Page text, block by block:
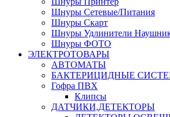
Шнуры Сетевые/Питания
Шнуры Скарт
Шнуры Удлинители
Шнуры ФОТО
ЭЛЕКТРОТОВАРЫ
АВТОМАТЫ
БАКТЕРИЦИДНЫЕ
Гофра ПВХ
Клипсы
ДАТЧИКИ,ДЕТЕКТОРЫ